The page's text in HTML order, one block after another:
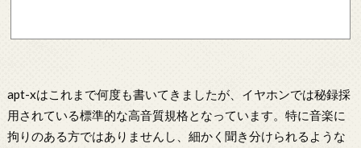
apt-xはこれまで何度も書いてきましたが、イヤホンでは秘録採
用されている標準的な高音質規格となっています。特に音楽に
拘りのある方ではありませんし、細かく聞き分けられるような